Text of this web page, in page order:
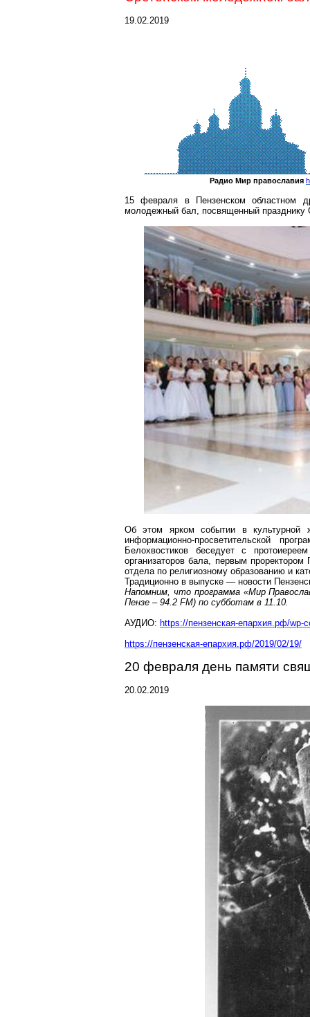
19.02.2019
Радио Мир православия
15 февраля в Пензенском областном
молодежный бал, посвященный
Об этом ярком событии в культурной
информационно-просветительской
Белохвостиков беседует с
организаторов бала, первым
отдела по религиозному образованию и
Традиционно в выпуске — новости
Напомним, что программа «Мир
Пензе – 94.2 FM) по субботам в 11.10.
АУДИО: https://пензенская-епархия.рф/wp-
https://пензенская-епархия.рф/2019/02/19/
20 февраля день памяти
20.02.2019